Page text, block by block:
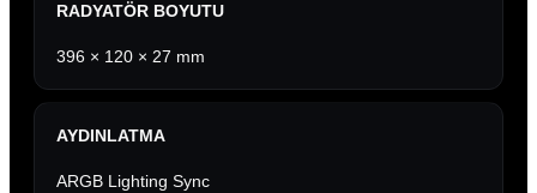
RADYATÖR BOYUTU
396 × 120 × 27 mm
AYDINLATMA
ARGB Lighting Sync